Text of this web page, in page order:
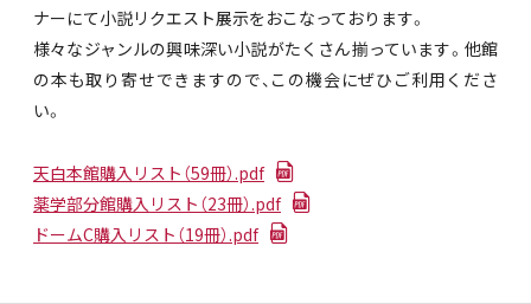
ナーにて小説リクエスト展示をおこなっております。
様々なジャンルの興味深い小説がたくさん揃っています。他館
の本も取り寄せできますので、この機会にぜひご利用くださ
い。
天白本館購入リスト（59冊）.pdf
薬学部分館購入リスト（23冊）.pdf
ドームC購入リスト（19冊）.pdf